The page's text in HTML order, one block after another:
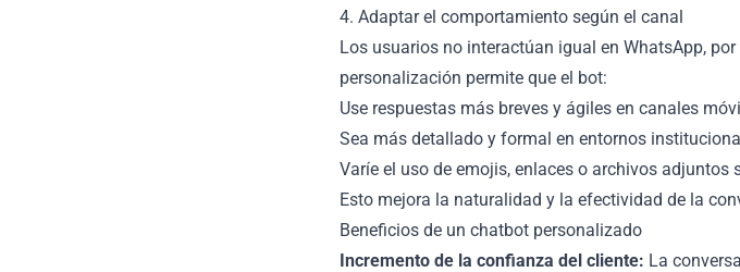
4. Adaptar el comportamiento según el canal
Los usuarios no interactúan igual en WhatsApp,
personalización permite que el bot:
Use respuestas más breves y ágiles en canales
Sea más detallado y formal en entornos
Varíe el uso de emojis, enlaces o archivos adjuntos
Esto mejora la naturalidad y la efectividad de la
Beneficios de un chatbot personalizado
Incremento de la confianza del cliente: La